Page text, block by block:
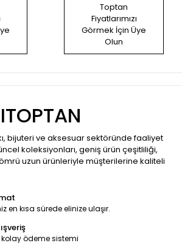
Toptan
Fiyatlarımızı
Görmek İçin Üye
Olun
bijuteri ve aksesuar sektöründe faaliyet
koleksiyonları, geniş ürün çeşitliliği,
ömrü uzun ürünleriyle müşterilerine kaliteli
en kısa sürede elinize ulaşır.
kolay ödeme sistemi